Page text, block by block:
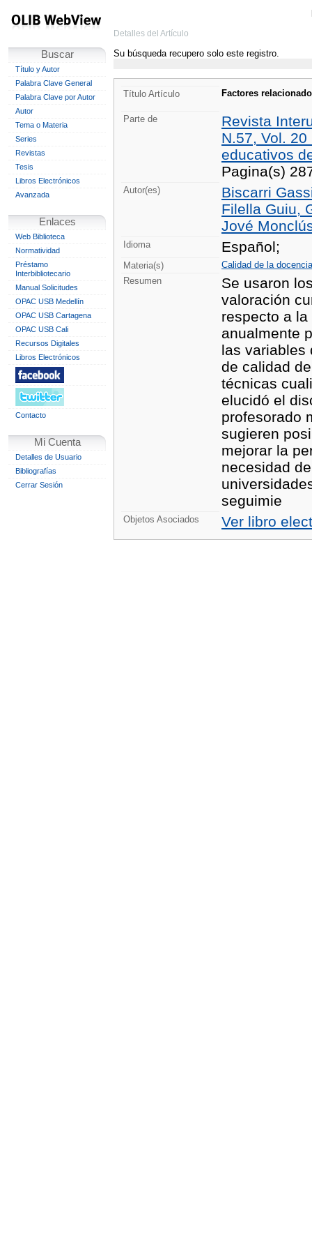
Buscar
Título y Autor
Palabra Clave General
Palabra Clave por Autor
Autor
Tema o Materia
Series
Revistas
Tesis
Libros Electrónicos
Avanzada
Enlaces
Web Biblioteca
Normatividad
Préstamo
Interbibliotecario
Manual Solicitudes
OPAC USB Medellín
OPAC USB Cartagena
OPAC USB Cali
Recursos Digitales
Libros Electrónicos
Contacto
Mi Cuenta
Detalles de Usuario
Bibliografías
Cerrar Sesión
Detalles del Artículo
Su búsqueda recupero solo este registro.
Título Artículo Factores
Parte de
Revista
N.57, Vol.
educativos
Pagina(s)
Autor(es)
Biscarri
Filella Guiu,
Jové
Idioma Español;
Materia(s)
Calidad de la docencia
Resumen
Se usaron
valoración
respecto a
anualmente
las variables
de calidad
técnicas
elucidó el
profesorado
sugieren
mejorar la
necesidad
seguimie
Objetos Asociados Ver libro